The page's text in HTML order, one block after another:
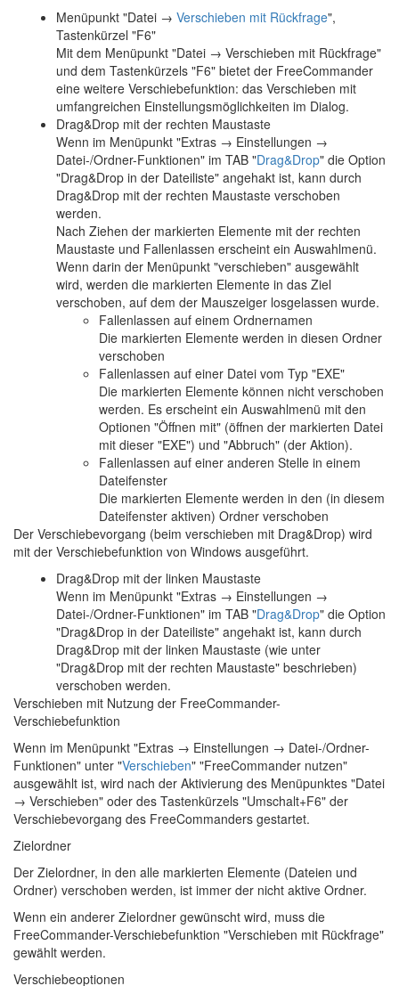
Menüpunkt "Datei → Verschieben mit Rückfrage",
Tastenkürzel "F6"
Mit dem Menüpunkt "Datei → Verschieben mit Rückfrage"
und dem Tastenkürzels "F6" bietet der FreeCommander
eine weitere Verschiebefunktion: das Verschieben mit
umfangreichen Einstellungsmöglichkeiten im Dialog.
Drag&Drop mit der rechten Maustaste
Wenn im Menüpunkt "Extras → Einstellungen →
Datei-/Ordner-Funktionen" im TAB "Drag&Drop" die Option
"Drag&Drop in der Dateiliste" angehakt ist, kann durch
Drag&Drop mit der rechten Maustaste verschoben
werden.
Nach Ziehen der markierten Elemente mit der rechten
Maustaste und Fallenlassen erscheint ein Auswahlmenü.
Wenn darin der Menüpunkt "verschieben" ausgewählt
wird, werden die markierten Elemente in das Ziel
verschoben, auf dem der Mauszeiger losgelassen wurde.
Fallenlassen auf einem Ordnernamen
Die markierten Elemente werden in diesen Ordner
verschoben
Fallenlassen auf einer Datei vom Typ "EXE"
Die markierten Elemente können nicht verschoben
werden. Es erscheint ein Auswahlmenü mit den
Optionen "Öffnen mit" (öffnen der markierten Datei
mit dieser "EXE") und "Abbruch" (der Aktion).
Fallenlassen auf einer anderen Stelle in einem
Dateifenster
Die markierten Elemente werden in den (in diesem
Dateifenster aktiven) Ordner verschoben
Der Verschiebevorgang (beim verschieben mit Drag&Drop) wird
mit der Verschiebefunktion von Windows ausgeführt.
Drag&Drop mit der linken Maustaste
Wenn im Menüpunkt "Extras → Einstellungen →
Datei-/Ordner-Funktionen" im TAB "Drag&Drop" die Option
"Drag&Drop in der Dateiliste" angehakt ist, kann durch
Drag&Drop mit der linken Maustaste (wie unter
"Drag&Drop mit der rechten Maustaste" beschrieben)
verschoben werden.
Verschieben mit Nutzung der FreeCommander-
Verschiebefunktion
Wenn im Menüpunkt "Extras → Einstellungen → Datei-/Ordner-
Funktionen" unter "Verschieben" "FreeCommander nutzen"
ausgewählt ist, wird nach der Aktivierung des Menüpunktes "Datei
→ Verschieben" oder des Tastenkürzels "Umschalt+F6" der
Verschiebevorgang des FreeCommanders gestartet.
Zielordner
Der Zielordner, in den alle markierten Elemente (Dateien und
Ordner) verschoben werden, ist immer der nicht aktive Ordner.
Wenn ein anderer Zielordner gewünscht wird, muss die
FreeCommander-Verschiebefunktion "Verschieben mit Rückfrage"
gewählt werden.
Verschiebeoptionen